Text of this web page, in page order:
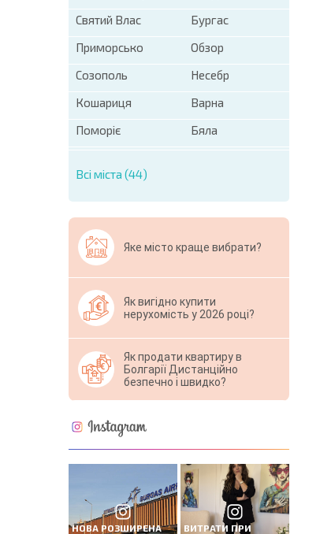
Святий Влас
Бургас
Приморсько
Обзор
Созополь
Несебр
Кошариця
Варна
Поморіє
Бяла
Всі міста (44)
Яке місто краще вибрати?
Як вигідно купити
нерухомість у 2026 році?
Як продати квартиру в
Болгарії Дистанційно
безпечно і швидко?
НОВА РОЗШИРЕНА
ВИТРАТИ ПРИ